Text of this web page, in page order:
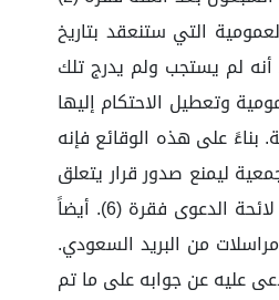
في الجمعية العمومية التي ستنعقد بتاريخ
رقم (5) و(7) والمتعلقة بطلب إعادة تشكيل مجلس المديرين ومناقشة ملاحظات الشركاء على المجلس الحالي. -مرفق2- إلا أنه لم يستجب ولم يدرج تلك
وتعطيل الاحتكام إليها
بناءً على هذه الوقائع فإنه
ليمنع صدور قرار يتعلق
بعمله، وبالتالي فإن الاحتكام للجمعية قبل اللجوء قضاءً يكون متعذراً، ولهذا السبب أدرج موكلي هذا السلوك والمخالفة من ضمن مخالفات المجلس في لائحة الدعوى فقرة (6). أيضاً
من البريد السعودي.
عليه عن جوابه على ما تم